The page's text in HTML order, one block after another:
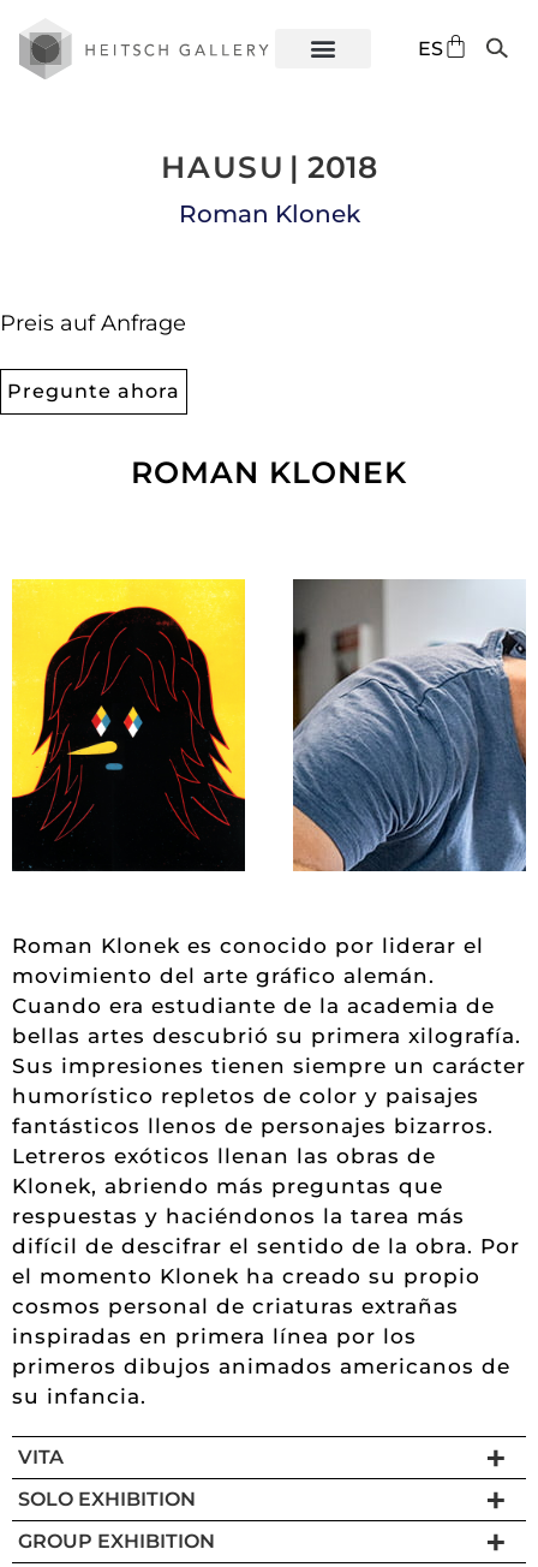
ES
EN
HAUSU | 2018
Roman Klonek
Preis auf Anfrage
Pregunte ahora
ROMAN KLONEK
Roman Klonek es conocido por liderar el
movimiento del arte gráfico alemán.
Cuando era estudiante de la academia de
bellas artes descubrió su primera xilografía.
Sus impresiones tienen siempre un carácter
humorístico repletos de color y paisajes
fantásticos llenos de personajes bizarros.
Letreros exóticos llenan las obras de
Klonek, abriendo más preguntas que
respuestas y haciéndonos la tarea más
difícil de descifrar el sentido de la obra. Por
el momento Klonek ha creado su propio
cosmos personal de criaturas extrañas
inspiradas en primera línea por los
primeros dibujos animados americanos de
su infancia.
VITA
SOLO EXHIBITION
GROUP EXHIBITION